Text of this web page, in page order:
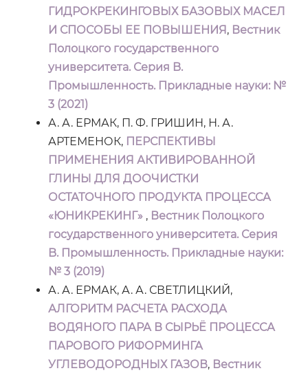
ГИДРОКРЕКИНГОВЫХ БАЗОВЫХ МАСЕЛ
И СПОСОБЫ ЕЕ ПОВЫШЕНИЯ, Вестник
Полоцкого государственного
университета. Серия B.
Промышленность. Прикладные науки: №
3 (2021)
А. А. ЕРМАК, П. Ф. ГРИШИН, Н. А.
АРТЕМЕНОК, ПЕРСПЕКТИВЫ
ПРИМЕНЕНИЯ АКТИВИРОВАННОЙ
ГЛИНЫ ДЛЯ ДООЧИСТКИ
ОСТАТОЧНОГО ПРОДУКТА ПРОЦЕССА
«ЮНИКРЕКИНГ» , Вестник Полоцкого
государственного университета. Серия
B. Промышленность. Прикладные науки:
№ 3 (2019)
А. А. ЕРМАК, А. А. СВЕТЛИЦКИЙ,
АЛГОРИТМ РАСЧЕТА РАСХОДА
ВОДЯНОГО ПАРА В СЫРЬЁ ПРОЦЕССА
ПАРОВОГО РИФОРМИНГА
УГЛЕВОДОРОДНЫХ ГАЗОВ, Вестник